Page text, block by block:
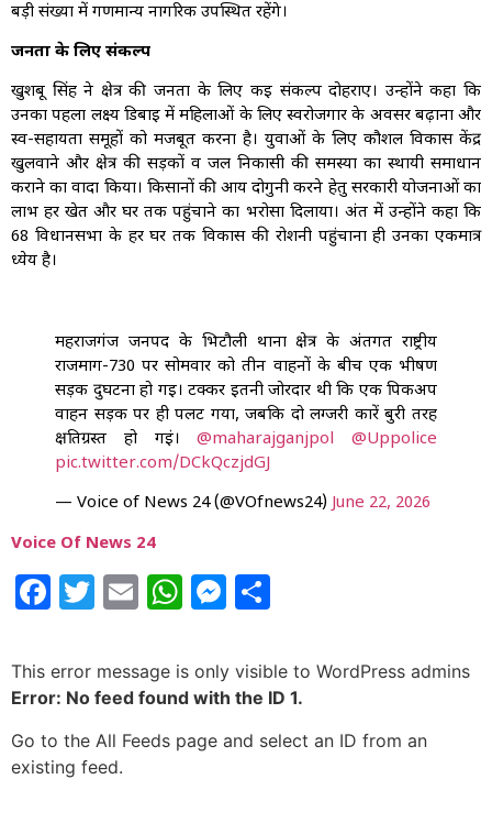
बड़ी संख्या में गणमान्य नागरिक उपस्थित रहेंगे।
जनता के लिए संकल्प
खुशबू सिंह ने क्षेत्र की जनता के लिए कई संकल्प दोहराए। उन्होंने कहा कि
उनका पहला लक्ष्य डिबाई में महिलाओं के लिए स्वरोजगार के अवसर बढ़ाना और
स्व-सहायता समूहों को मजबूत करना है। युवाओं के लिए कौशल विकास केंद्र
खुलवाने और क्षेत्र की सड़कों व जल निकासी की समस्या का स्थायी समाधान
कराने का वादा किया। किसानों की आय दोगुनी करने हेतु सरकारी योजनाओं का
लाभ हर खेत और घर तक पहुंचाने का भरोसा दिलाया। अंत में उन्होंने कहा कि
68 विधानसभा के हर घर तक विकास की रोशनी पहुंचाना ही उनका एकमात्र
ध्येय है।
महराजगंज जनपद के भिटौली थाना क्षेत्र के अंतर्गत राष्ट्रीय
राजमार्ग-730 पर सोमवार को तीन वाहनों के बीच एक भीषण
सड़क दुर्घटना हो गई। टक्कर इतनी जोरदार थी कि एक पिकअप
वाहन सड़क पर ही पलट गया, जबकि दो लग्जरी कारें बुरी तरह
क्षतिग्रस्त हो गईं।@maharajganjpol
@Uppolice
pic.twitter.com/DCkQczjdGJ
— Voice of News 24 (@VOfnews24) June 22, 2026
Voice Of News 24
Facebook
Twitter
EmailWhatsApp
Messenger
This error message is only visible to WordPress admins
Error: No feed found with the ID 1.
Go to the All Feeds page and select an ID from an
existing feed.